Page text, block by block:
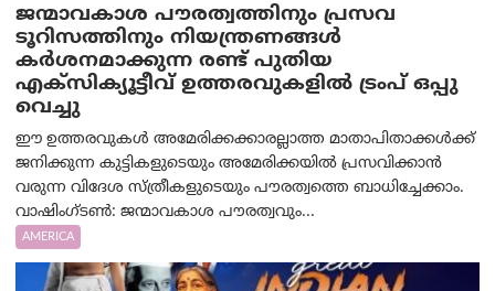
ജന്മാവകാശ പൗരത്വത്തിനും പ്രസവ
ടൂറിസത്തിനും നിയന്ത്രണങ്ങൾ
കർശനമാക്കുന്ന രണ്ട് പുതിയ
എക്സിക്യൂട്ടീവ് ഉത്തരവുകളിൽ ട്രംപ് ഒപ്പു
വെച്ചു
ഈ ഉത്തരവുകൾ അമേരിക്കക്കാരല്ലാത്ത മാതാപിതാക്കൾക്ക്
ജനിക്കുന്ന കുട്ടികളുടെയും അമേരിക്കയിൽ പ്രസവിക്കാൻ
വരുന്ന വിദേശ സ്ത്രീകളുടെയും പൗരത്വത്തെ ബാധിച്ചേക്കാം.
വാഷിംഗ്ടണ്‍: ജന്മാവകാശ പൗരത്വവും...
AMERICA